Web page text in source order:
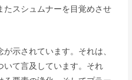
たスシュムナーを目覚めさせ
示されています。それは、
いて言及しています。それ